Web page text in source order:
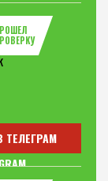
ТЕЛЕГРАМ